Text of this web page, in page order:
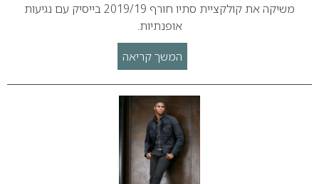
משיקה את קולקציית סתיו חורף 2019/19 בייסיק עם נגיעות
אופנתיות.
המשך קריאה